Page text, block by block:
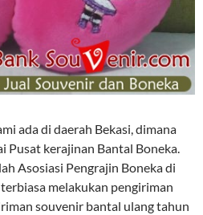
ada di daerah Bekasi, dimana
Pusat kerajinan Bantal Boneka.
Asosiasi Pengrajin Boneka di
melakukan pengiriman
souvenir bantal ulang tahun